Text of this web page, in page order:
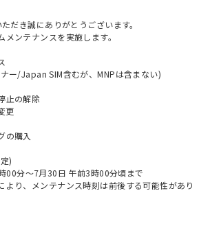
だき誠にありがとうございます。
ンテナンスを実施します。
ー/Japan SIM含むが、MNPは含まない)
止の解除
更
の購入
)
00分～7月30日 午前3時00分頃まで
り、メンテナンス時刻は前後する可能性があり